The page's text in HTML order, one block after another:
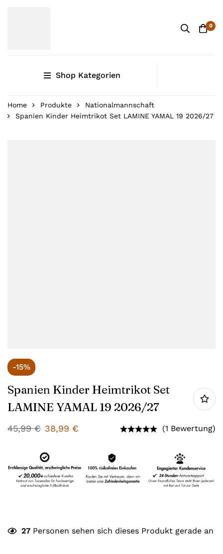
0
Shop Kategorien
Home Produkte
Nationalmannschaft
Spanien Kinder Heimtrikot Set LAMINE YAMAL 19 2026/27
-15%
Spanien Kinder Heimtrikot Set
LAMINE YAMAL 19 2026/27
45,99€ 38,99 € (1 Bewertung)
27 Personen sehen sich dieses Produkt gerade an